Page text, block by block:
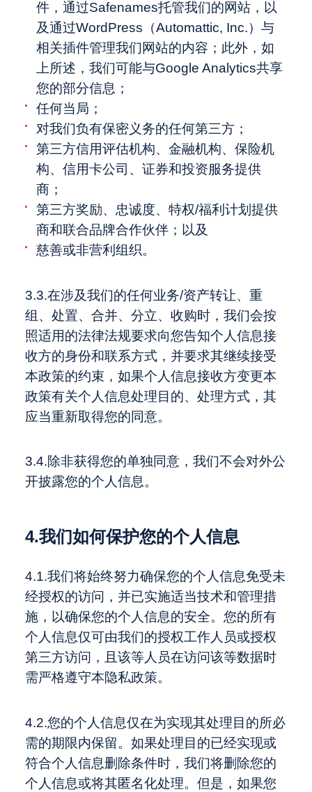
件，通过Safenames托管我们的网站，以
及通过WordPress（Automattic, Inc.）与
相关插件管理我们网站的内容；此外，如
上所述，我们可能与Google Analytics共享
您的部分信息；
任何当局；
对我们负有保密义务的任何第三方；
第三方信用评估机构、金融机构、保险机
构、信用卡公司、证券和投资服务提供
商；
第三方奖励、忠诚度、特权/福利计划提供
商和联合品牌合作伙伴；以及
慈善或非营利组织。
3.3.在涉及我们的任何业务/资产转让、重
组、处置、合并、分立、收购时，我们会按
照适用的法律法规要求向您告知个人信息接
收方的身份和联系方式，并要求其继续接受
本政策的约束，如果个人信息接收方变更本
政策有关个人信息处理目的、处理方式，其
应当重新取得您的同意。
3.4.除非获得您的单独同意，我们不会对外公
开披露您的个人信息。
4.我们如何保护您的个人信息
4.1.我们将始终努力确保您的个人信息免受未
经授权的访问，并已实施适当技术和管理措
施，以确保您的个人信息的安全。您的所有
个人信息仅可由我们的授权工作人员或授权
第三方访问，且该等人员在访问该等数据时
需严格遵守本隐私政策。
4.2.您的个人信息仅在为实现其处理目的所必
需的期限内保留。如果处理目的已经实现或
符合个人信息删除条件时，我们将删除您的
个人信息或将其匿名化处理。但是，如果您